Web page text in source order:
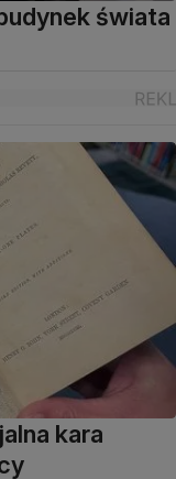
świata
kara